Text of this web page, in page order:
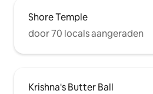
Shore Temple
door 70 locals aangeraden
Krishna's Butter Ball